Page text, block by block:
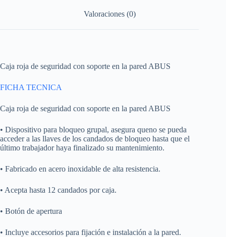
Valoraciones (0)
Caja roja de seguridad con soporte en la pared ABUS
FICHA TECNICA
Caja roja de seguridad con soporte en la pared ABUS
• Dispositivo para bloqueo grupal, asegura queno se pueda
acceder a las llaves de los candados de bloqueo hasta que el
último trabajador haya finalizado su mantenimiento.
• Fabricado en acero inoxidable de alta resistencia.
• Acepta hasta 12 candados por caja.
• Botón de apertura
• Incluye accesorios para fijación e instalación a la pared.